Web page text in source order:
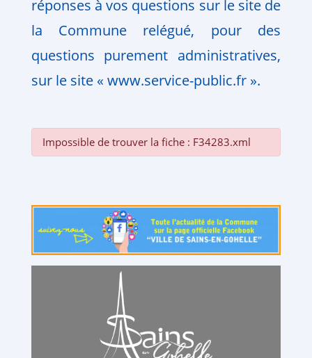
réponses à vos questions sur le site de
la Commune relégué, pour des
questions purement administratives,
sur le site « www.service-public.fr ».
Impossible de trouver la fiche : F34283.xml